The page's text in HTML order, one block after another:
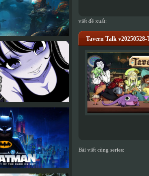
viết đề xuất:
Tavern Talk
Bài viết cùng series: